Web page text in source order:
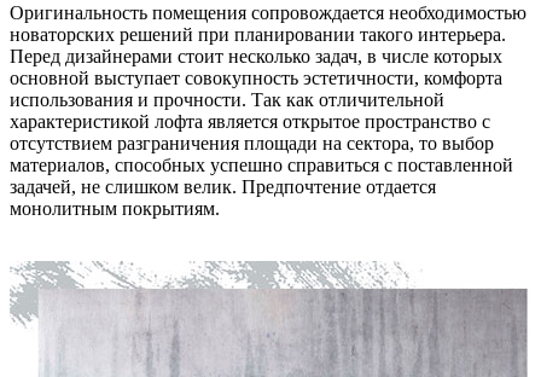
Оригинальность помещения сопровождается необходимостью
новаторских решений при планировании такого интерьера.
Перед дизайнерами стоит несколько задач, в числе которых
основной выступает совокупность эстетичности, комфорта
использования и прочности. Так как отличительной
характеристикой лофта является открытое пространство с
отсутствием разграничения площади на сектора, то выбор
материалов, способных успешно справиться с поставленной
задачей, не слишком велик. Предпочтение отдается
монолитным покрытиям.